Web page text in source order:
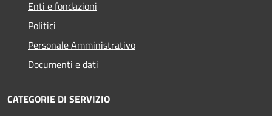
Enti e fondazioni
Politici
Personale Amministrativo
Documenti e dati
CATEGORIE DI SERVIZIO